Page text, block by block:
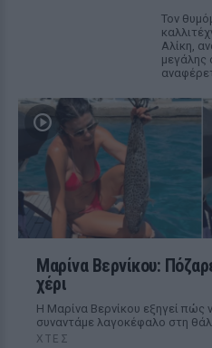
Τον
Αλίκη,
μεγάλης
Μαρίνα Βερνίκου:
χέρι
Η Μαρίνα Βερνίκου εξηγεί πώς
συναντάμε λαγοκέφαλο στη
ΧΤΕΣ